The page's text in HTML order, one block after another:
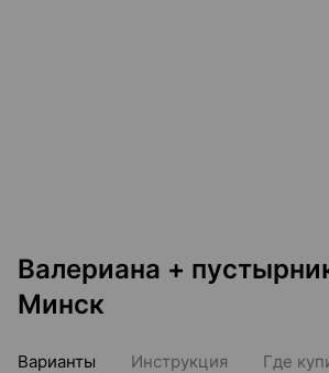
Валериана +
Минск
Варианты Инструкция Где